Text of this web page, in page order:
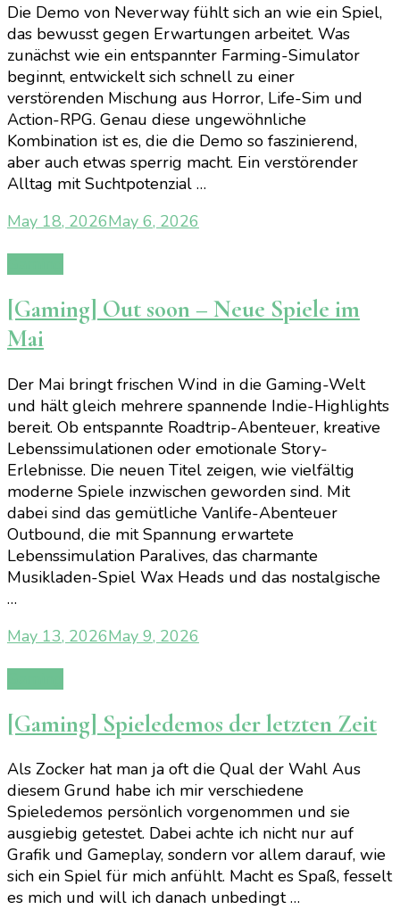
Die Demo von Neverway fühlt sich an wie ein Spiel,
das bewusst gegen Erwartungen arbeitet. Was
zunächst wie ein entspannter Farming-Simulator
beginnt, entwickelt sich schnell zu einer
verstörenden Mischung aus Horror, Life-Sim und
Action-RPG. Genau diese ungewöhnliche
Kombination ist es, die die Demo so faszinierend,
aber auch etwas sperrig macht. Ein verstörender
Alltag mit Suchtpotenzial …
May 18, 2026May 6, 2026
[Gaming] Out soon – Neue Spiele im
Mai
Der Mai bringt frischen Wind in die Gaming-Welt
und hält gleich mehrere spannende Indie-Highlights
bereit. Ob entspannte Roadtrip-Abenteuer, kreative
Lebenssimulationen oder emotionale Story-
Erlebnisse. Die neuen Titel zeigen, wie vielfältig
moderne Spiele inzwischen geworden sind. Mit
dabei sind das gemütliche Vanlife-Abenteuer
Outbound, die mit Spannung erwartete
Lebenssimulation Paralives, das charmante
Musikladen-Spiel Wax Heads und das nostalgische
…
May 13, 2026May 9, 2026
[Gaming] Spieledemos der letzten Zeit
Als Zocker hat man ja oft die Qual der Wahl Aus
diesem Grund habe ich mir verschiedene
Spieledemos persönlich vorgenommen und sie
ausgiebig getestet. Dabei achte ich nicht nur auf
Grafik und Gameplay, sondern vor allem darauf, wie
sich ein Spiel für mich anfühlt. Macht es Spaß, fesselt
es mich und will ich danach unbedingt …